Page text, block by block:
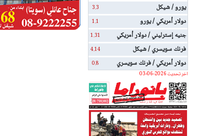
يورو / شيكل 3.3
دولار أمريكي / يورو 1.1
جنيه إسترليني / دولار أمريكي 1.31
فرنك سويسري / شيكل 4.14
دولار أمريكي / فرنك سويسري
0.8
اخر تحديث 2026-06-03